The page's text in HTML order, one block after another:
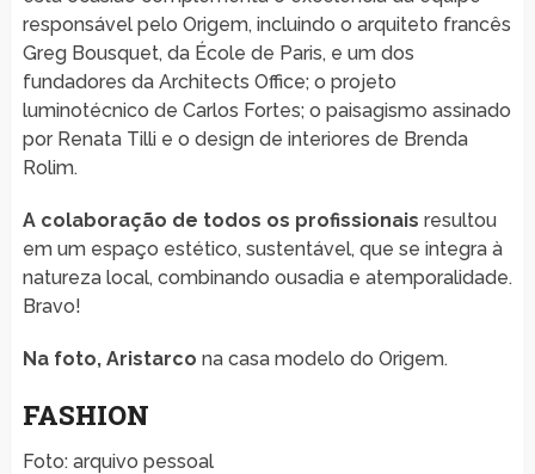
responsável pelo Origem, incluindo o arquiteto francês
Greg Bousquet, da École de Paris, e um dos
fundadores da Architects Office; o projeto
luminotécnico de Carlos Fortes; o paisagismo assinado
por Renata Tilli e o design de interiores de Brenda
Rolim.
A colaboração de todos os profissionais resultou
em um espaço estético, sustentável, que se integra à
natureza local, combinando ousadia e atemporalidade.
Bravo!
Na foto, Aristarco na casa modelo do Origem.
FASHION
Foto: arquivo pessoal